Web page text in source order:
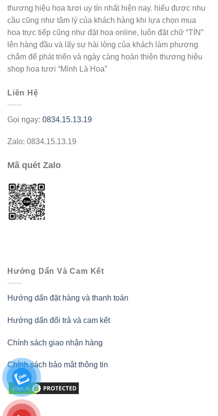
thương hiệu hoa tươi uy tín nhất hiện nay. hiểu được nhu
cầu cũng như tâm lý của khách hàng khi lựa chọn mua
hoa trực tiếp cũng như đặt hoa online, luôn đặt chữ “TÍN”
lên hàng đầu và lấy sự hài lòng của khách làm phương
châm để phát triển và ngày càng hoàn thiện thương hiệu
shop hoa tươi “Mình Là Hoa”
Liên Hệ
Gọi ngay: 0834.15.13.19
Zalo: 0834.15.13.19
Mã quét Zalo
Hướng Dẩn Và Cam Kết
Hướng dẩn đặt hàng và thanh toán
Hướng dẩn đổi trả và cam kết
Chính sách giao nhận hàng
Chính sách bảo mật thông tin